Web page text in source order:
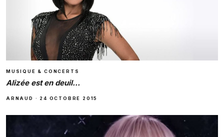
MUSIQUE & CONCERTS
Alizée est en deuil…
ARNAUD · 24 OCTOBRE 2015